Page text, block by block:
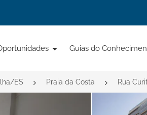
Guias do
ES Praia da Costa Rua